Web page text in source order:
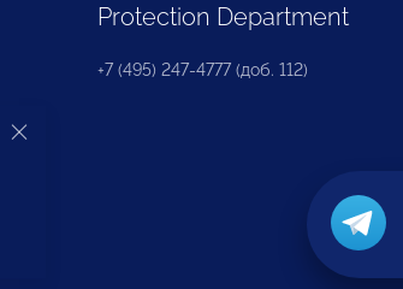
Protection Department
+7 (495) 247-4777 (доб. 112)